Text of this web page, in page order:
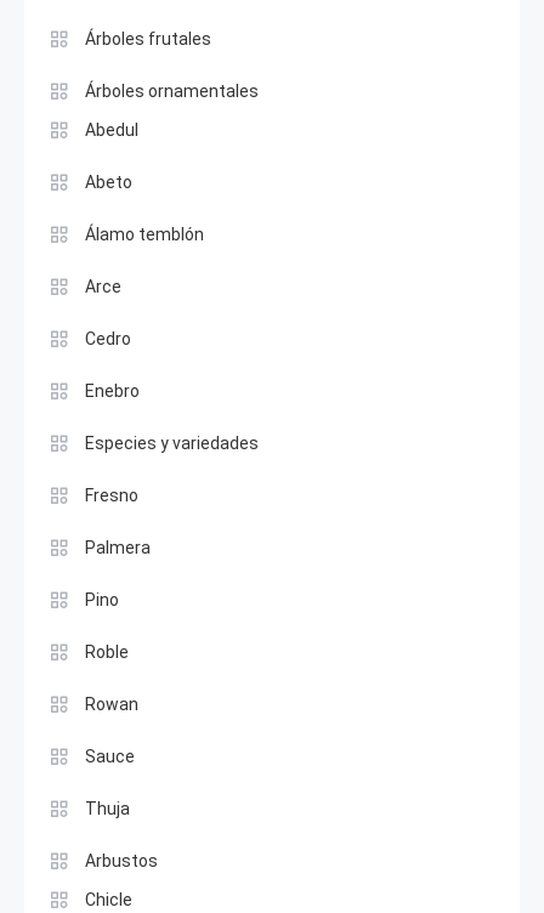
Árboles frutales
Árboles ornamentales
Abedul
Abeto
Álamo temblón
Arce
Cedro
Enebro
Especies y variedades
Fresno
Palmera
Pino
Roble
Rowan
Sauce
Thuja
Arbustos
Chicle